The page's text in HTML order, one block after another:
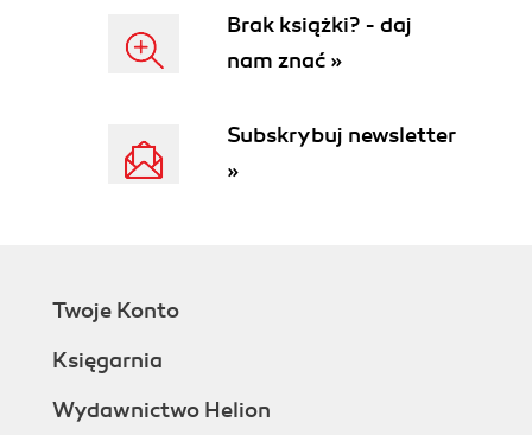
Brak książki? - daj
nam znać »
Subskrybuj newsletter
»
Twoje Konto
Księgarnia
Wydawnictwo Helion